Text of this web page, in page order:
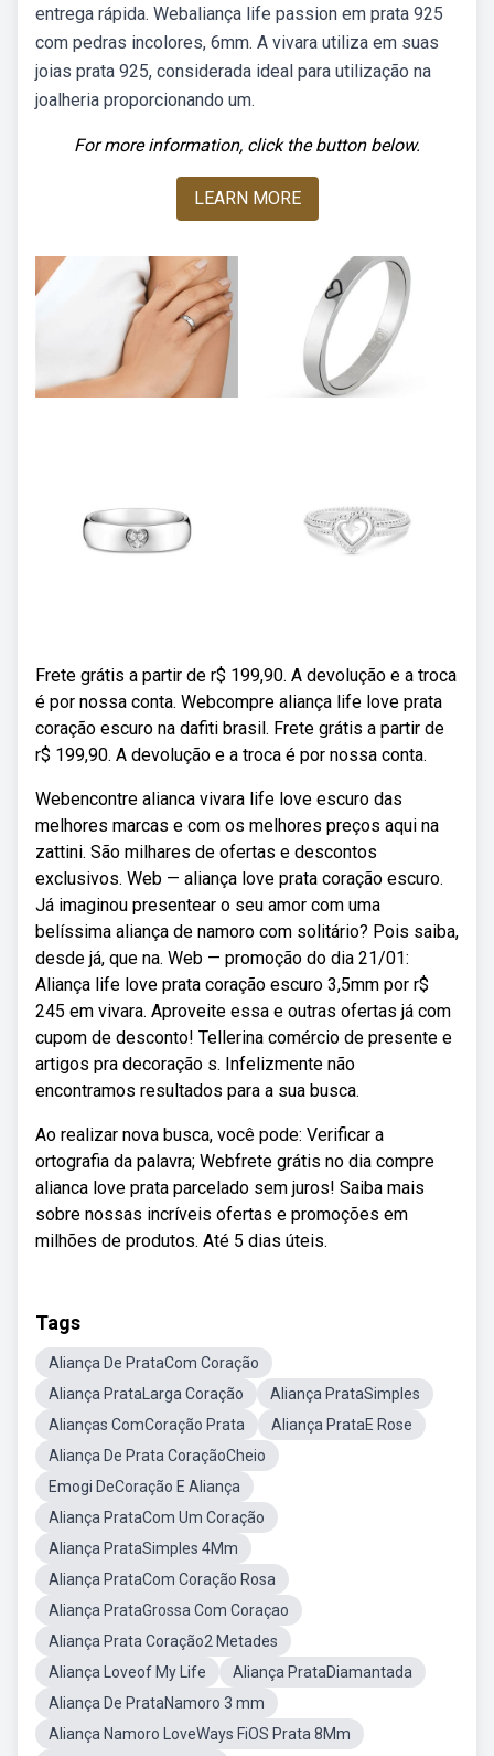
entrega rápida. Webaliança life passion em prata 925
com pedras incolores, 6mm. A vivara utiliza em suas
joias prata 925, considerada ideal para utilização na
joalheria proporcionando um.
For more information, click the button below.
LEARN MORE
Frete grátis a partir de r$ 199,90. A devolução e a troca
é por nossa conta. Webcompre aliança life love prata
coração escuro na dafiti brasil. Frete grátis a partir de
r$ 199,90. A devolução e a troca é por nossa conta.
Webencontre alianca vivara life love escuro das
melhores marcas e com os melhores preços aqui na
zattini. São milhares de ofertas e descontos
exclusivos. Web — aliança love prata coração escuro.
Já imaginou presentear o seu amor com uma
belíssima aliança de namoro com solitário? Pois saiba,
desde já, que na. Web — promoção do dia 21/01:
Aliança life love prata coração escuro 3,5mm por r$
245 em vivara. Aproveite essa e outras ofertas já com
cupom de desconto! Tellerina comércio de presente e
artigos pra decoração s. Infelizmente não
encontramos resultados para a sua busca.
Ao realizar nova busca, você pode: Verificar a
ortografia da palavra; Webfrete grátis no dia compre
alianca love prata parcelado sem juros! Saiba mais
sobre nossas incríveis ofertas e promoções em
milhões de produtos. Até 5 dias úteis.
Tags
Aliança De PrataCom Coração
Aliança PrataLarga Coração
Aliança PrataSimples
Alianças ComCoração Prata
Aliança PrataE Rose
Aliança De Prata CoraçãoCheio
Emogi DeCoração E Aliança
Aliança PrataCom Um Coração
Aliança PrataSimples 4Mm
Aliança PrataCom Coração Rosa
Aliança PrataGrossa Com Coraçao
Aliança Prata Coração2 Metades
Aliança Loveof My Life
Aliança PrataDiamantada
Aliança De PrataNamoro 3 mm
Aliança Namoro LoveWays FiOS Prata 8Mm